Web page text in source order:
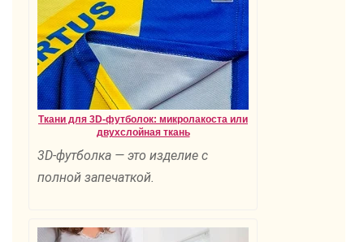
Ткани для 3D-футболок: микролакоста или
двухслойная ткань
3D-футболка — это изделие с
полной запечаткой.